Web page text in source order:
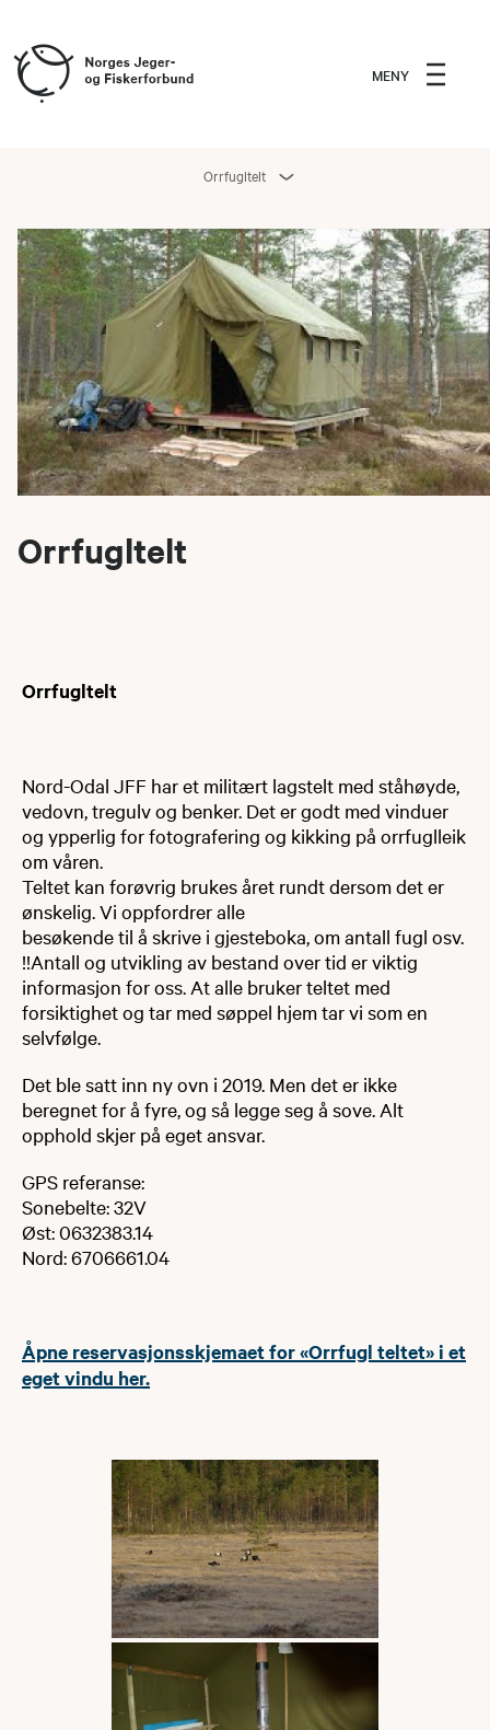
MENY
Orrfugltelt
Orrfugltelt
Orrfugltelt
Nord-Odal JFF har et militært lagstelt med ståhøyde,
vedovn, tregulv og benker. Det er godt med vinduer
og ypperlig for fotografering og kikking på orrfuglleik
om våren.
Teltet kan forøvrig brukes året rundt dersom det er
ønskelig. Vi oppfordrer alle
besøkende til å skrive i gjesteboka, om antall fugl osv.
!!Antall og utvikling av bestand over tid er viktig
informasjon for oss. At alle bruker teltet med
forsiktighet og tar med søppel hjem tar vi som en
selvfølge.
Det ble satt inn ny ovn i 2019. Men det er ikke
beregnet for å fyre, og så legge seg å sove. Alt
opphold skjer på eget ansvar.
GPS referanse:
Sonebelte: 32V
Øst: 0632383.14
Nord: 6706661.04
Åpne reservasjonsskjemaet for «Orrfugl teltet» i et
eget vindu her.